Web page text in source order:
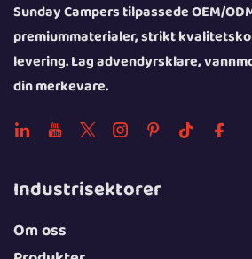
Sunday Campers tilpassede OEM/
premiummaterialer, strikt
levering. Lag advendyrsklare,
din merkevare.
Industrisektorer
Om oss